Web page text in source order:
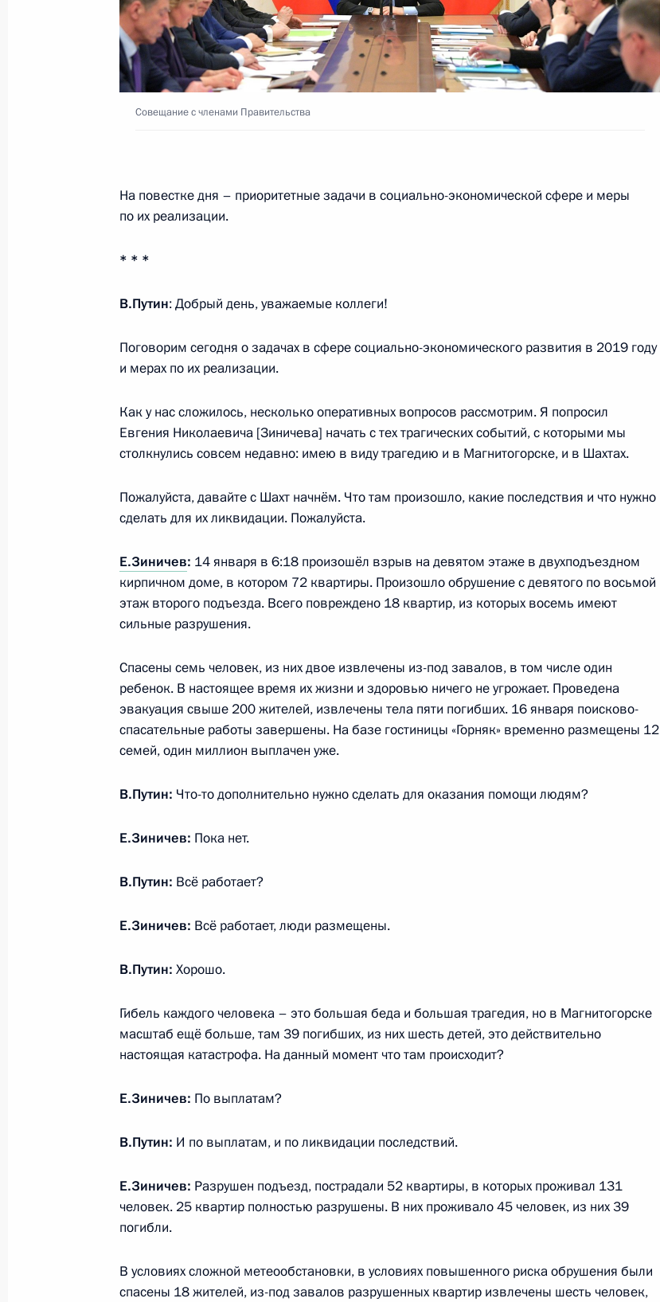
16 января 2019 года, среда
23 января Владимир Путин встретится с Президентом Турции
Реджепом Тайипом Эрдоганом
Совещание с членами Правительства
17 января Владимир Путин посетит Сербию с официальным
Поздравление Василию Лановому с Днём рождения
16 января 2019 года, 09:30
16 января 2019 года, 00:00
15 января 2019 года, вторник
Российско-зимбабвийские переговоры
15 января 2019 года, 19:40 Москва, Кремль
инициатив
Осмотр выставки проектов Агентства стратегических инициатив
15 января 2019 года, 15:10
22 января состоятся переговоры Владимира Путина с Премьер-
министром Японии Синдзо Абэ
Рабочая встреча с главой Удмуртии Александром Бречаловым
наблюдательного совета АСИ и встретится с Президентом
Зимбабве Э.Мнангагвой
Совещание с членами Правительства
На повестке дня – приоритетные задачи в социально-экономической сфере и меры
по их реализации.
* * *
В.Путин: Добрый день, уважаемые коллеги!
Поговорим сегодня о задачах в сфере социально-экономического развития в 2019 году
и мерах по их реализации.
Как у нас сложилось, несколько оперативных вопросов рассмотрим. Я попросил
Евгения Николаевича [Зиничева] начать с тех трагических событий, с которыми мы
столкнулись совсем недавно: имею в виду трагедию и в Магнитогорске, и в Шахтах.
Пожалуйста, давайте с Шахт начнём. Что там произошло, какие последствия и что нужно
сделать для их ликвидации. Пожалуйста.
Е.Зиничев: 14 января в 6:18 произошёл взрыв на девятом этаже в двухподъездном
кирпичном доме, в котором 72 квартиры. Произошло обрушение с девятого по восьмой
этаж второго подъезда. Всего повреждено 18 квартир, из которых восемь имеют
сильные разрушения.
Спасены семь человек, из них двое извлечены из-под завалов, в том числе один
ребенок. В настоящее время их жизни и здоровью ничего не угрожает. Проведена
эвакуация свыше 200 жителей, извлечены тела пяти погибших. 16 января поисково-
спасательные работы завершены. На базе гостиницы «Горняк» временно размещены 12
семей, один миллион выплачен уже.
В.Путин: Что-то дополнительно нужно сделать для оказания помощи людям?
Е.Зиничев: Пока нет.
В.Путин: Всё работает?
Е.Зиничев: Всё работает, люди размещены.
В.Путин: Хорошо.
Гибель каждого человека – это большая беда и большая трагедия, но в Магнитогорске
масштаб ещё больше, там 39 погибших, из них шесть детей, это действительно
настоящая катастрофа. На данный момент что там происходит?
Е.Зиничев: По выплатам?
В.Путин: И по выплатам, и по ликвидации последствий.
Е.Зиничев: Разрушен подъезд, пострадали 52 квартиры, в которых проживал 131
человек. 25 квартир полностью разрушены. В них проживало 45 человек, из них 39
погибли.
В условиях сложной метеообстановки, в условиях повышенного риска обрушения были
спасены 18 жителей, из-под завалов разрушенных квартир извлечены шесть человек,